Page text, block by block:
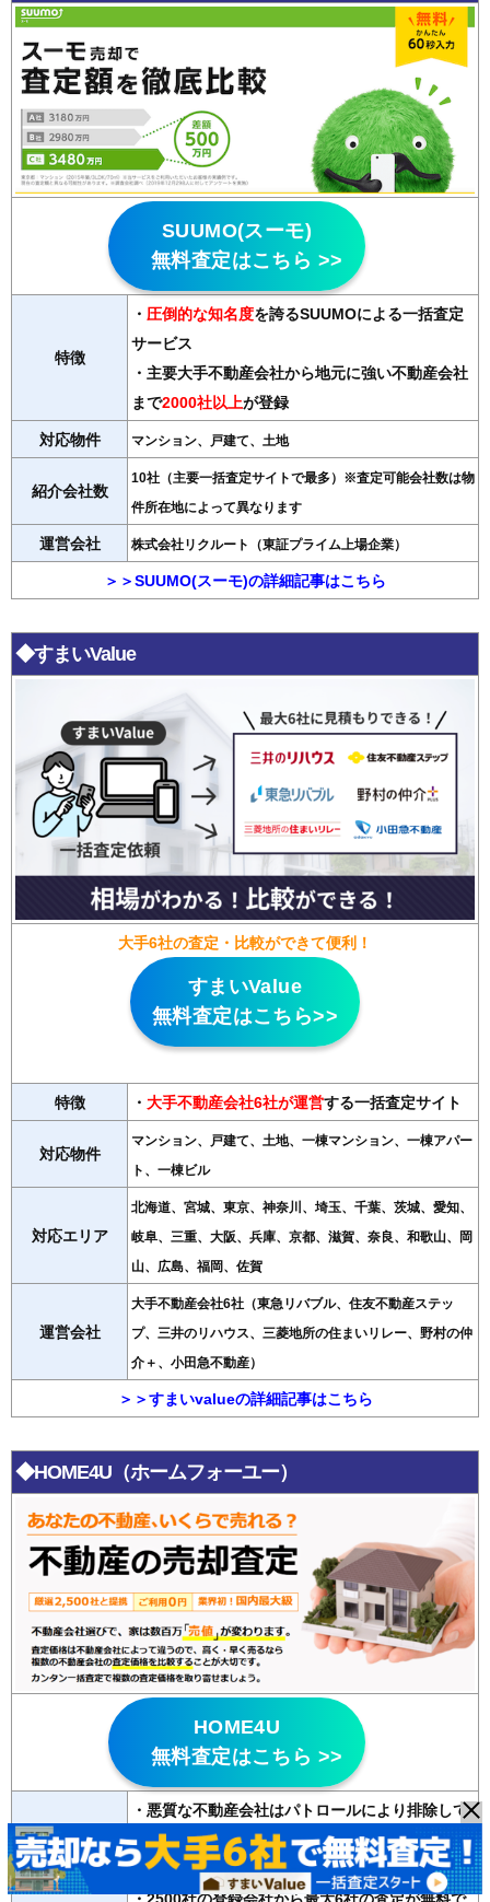
SUUMO(スーモ)
無料査定はこちら >>
特徴
・ 圧倒的な知名度を誇るSUUMOによる一括査定
サービス
・主要大手不動産会社から地元に強い不動産会社
まで2000社以上が登録
対応物件 マンション、戸建て、土地
紹介会社数
10社（主要一括査定サイトで最多）※査定可能会社数は物
件所在地によって異なります
運営会社 株式会社リクルート（東証プライム上場企業）
＞＞SUUMO(スーモ)の詳細記事はこちら
◆すまいValue
大手6社の査定・比較ができて便利！
すまいValue
無料査定はこちら>>
特徴 ・ 大手不動産会社6社が運営する一括査定サイト
対応物件
マンション、戸建て、土地、一棟マンション、一棟アパー
ト、一棟ビル
対応エリア
北海道、宮城、東京、神奈川、埼玉、千葉、茨城、愛知、
岐阜、三重、大阪、兵庫、京都、滋賀、奈良、和歌山、岡
山、広島、福岡、佐賀
運営会社
大手不動産会社6社（東急リバブル、住友不動産ステッ
プ、三井のリハウス、三菱地所の住まいリレー、野村の仲
介＋、小田急不動産）
＞＞すまいvalueの詳細記事はこちら
◆HOME4U（ホームフォーユー）
HOME4U
無料査定はこちら >>
特徴
・悪質な不動産会社はパトロールにより排除して
いる
・20年以上の運営歴があり信頼性が高い